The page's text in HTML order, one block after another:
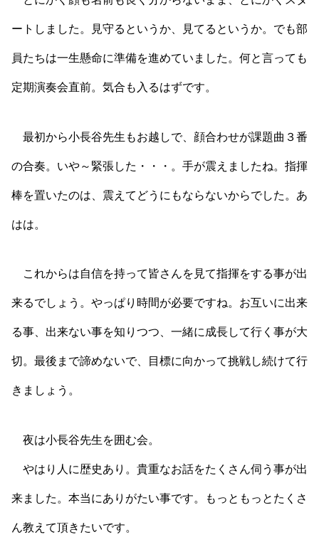
ートしました。見守るというか、見てるというか。でも部
員たちは一生懸命に準備を進めていました。何と言っても
定期演奏会直前。気合も入るはずです。
最初から小長谷先生もお越しで、顔合わせが課題曲３番
の合奏。いや～緊張した・・・。手が震えましたね。指揮
棒を置いたのは、震えてどうにもならないからでした。あ
はは。
これからは自信を持って皆さんを見て指揮をする事が出
来るでしょう。やっぱり時間が必要ですね。お互いに出来
る事、出来ない事を知りつつ、一緒に成長して行く事が大
切。最後まで諦めないで、目標に向かって挑戦し続けて行
きましょう。
夜は小長谷先生を囲む会。
やはり人に歴史あり。貴重なお話をたくさん伺う事が出
来ました。本当にありがたい事です。もっともっとたくさ
ん教えて頂きたいです。